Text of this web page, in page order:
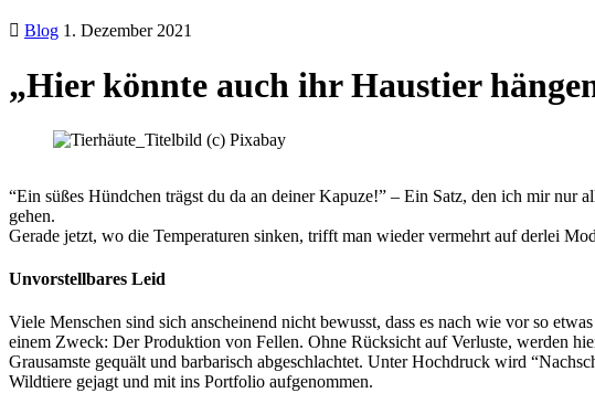
Blog 1. Dezember 2021
„Hier könnte auch ihr Haustier
“Ein süßes Hündchen trägst du da an deiner Kapuze!” – Ein Satz, den ich mir nur
gehen.
Gerade jetzt, wo die Temperaturen sinken, trifft man wieder vermehrt auf derlei
Unvorstellbares Leid
Viele Menschen sind sich anscheinend nicht bewusst, dass es nach wie vor so
einem Zweck: Der Produktion von Fellen. Ohne Rücksicht auf Verluste, werden
Grausamste gequält und barbarisch abgeschlachtet. Unter Hochdruck wird
Wildtiere gejagt und mit ins Portfolio aufgenommen.